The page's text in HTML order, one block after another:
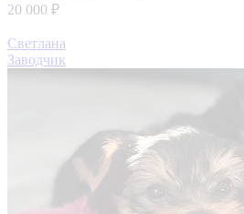
20 000 ₽
Светлана
Заводчик